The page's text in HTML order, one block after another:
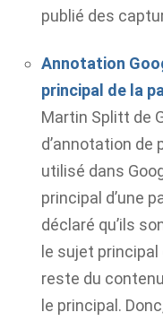
publié des
Annotation
principal de la
Martin Splitt de
d’annotation de
utilisé dans
principal d’une
déclaré qu’ils
le sujet principal
reste du
le principal.